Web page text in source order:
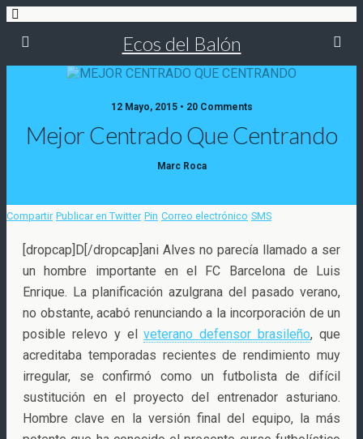
Ecos del Balón
12 Mayo, 2015 • 20 Comments
Mejor Centrado Que Centrando
Marc Roca
Compartir Publicar en Twitter Pin Correo electrónico SMS
[dropcap]D[/dropcap]ani Alves no parecía llamado a ser
un hombre importante en el FC Barcelona de Luis
Enrique. La planificación azulgrana del pasado verano,
no obstante, acabó renunciando a laincorporación de un
posible relevo y elveterano defensor brasileño, que
acreditaba temporadas recientes de rendimiento muy
irregular, se confirmó como un futbolista de difícil
sustitución en el proyecto del entrenador asturiano.
Hombre clave en la versión final del equipo, la más